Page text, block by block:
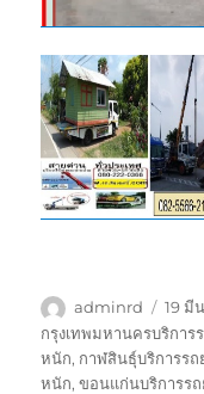
ผู้
เขียน
adminrd
เขียน
เมื่อ
19 มี
กรุงเทพมหานครบริการ
หนัก, กาฬสินธุ์บริการร
หนัก,ขอนแก่นบริการร